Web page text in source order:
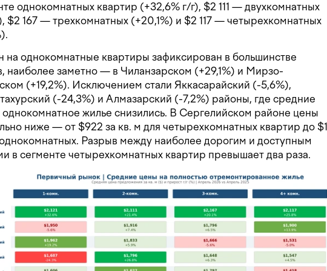
однокомнатных квартир (+32,6% г/г), $2 111 — двухкомнатных
$2 167 — трехкомнатных (+20,1%) и $2 117 — четырехкомнатных
на однокомнатные квартиры зафиксирован в большинстве
наиболее заметно — в Чиланзарском (+29,1%) и Мирзо-
(+19,2%). Исключением стали Яккасарайский (-5,6%),
(-24,3%) и Алмазарский (-7,2%) районы, где средние
жилье снизились. В Сергелийском районе цены
ниже — от $922 за кв. м для четырехкомнатных квартир до $1
Разрыв между наиболее дорогим и доступным
в сегменте четырехкомнатных квартир превышает два раза.